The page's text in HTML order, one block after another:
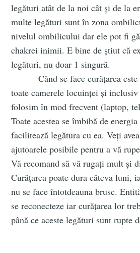
legături atât de la noi cât și de la
multe legături sunt în zona
nivelul ombilicului dar ele pot fi
chakrei inimii. E bine de știut că
legături, nu doar 1 singură.
Când se face curățarea este
toate camerele locuinței și
folosim în mod frecvent (laptop,
Toate acestea se îmbibă de
facilitează legătura cu ea. Veți
ajutoarele posibile pentru a vă
Vă recomand să vă rugați mult și
Curățarea poate dura câteva luni,
nu se face întotdeauna brusc.
se reconecteze iar curățarea lor
până ce aceste legături sunt rupte